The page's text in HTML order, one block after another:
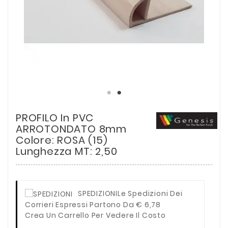
PROFILO In PVC
ARROTONDATO 8mm
Colore: ROSA (15)
Lunghezza MT: 2,50
SPEDIZIONILe Spedizioni Dei
Corrieri Espressi Partono Da € 6,78
Crea Un Carrello Per Vedere Il Costo